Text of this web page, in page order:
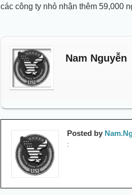
các công ty nhỏ nhận thêm 59,000
Nam Nguyễn
Posted by
: